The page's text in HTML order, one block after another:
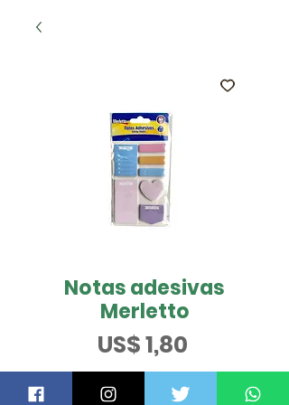
Notas adesivas
Merletto
US$ 1,80Preço
QUER SABER MAIS?